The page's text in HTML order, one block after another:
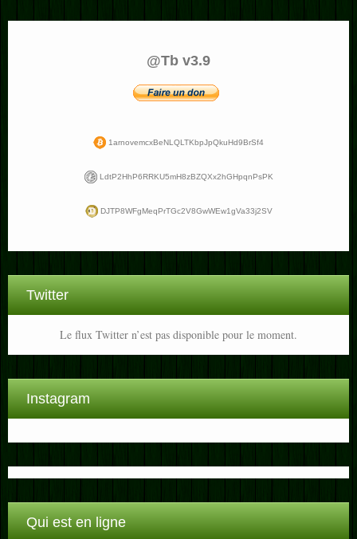
@Tb v3.9
1arnovemcxBeNLQLTKbpJpQkuHd9BrSf4
LdtP2HhP6RRKU5mH8zBZQXx2hGHpqnPsPK
DJTP8WFgMeqPrTGc2V8GwWEw1gVa33j2SV
Twitter
Le flux Twitter n’est pas disponible pour le moment.
Instagram
Qui est en ligne